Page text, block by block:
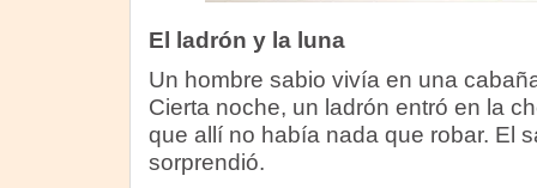
El ladrón y la luna
Un hombre sabio vivía en una
Cierta noche, un ladrón entró en la
que allí no había nada que robar. El
sorprendió.